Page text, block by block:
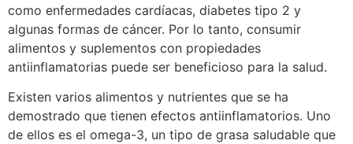
como enfermedades cardíacas, diabetes tipo 2 y
algunas formas de cáncer. Por lo tanto, consumir
alimentos y suplementos con propiedades
antiinflamatorias puede ser beneficioso para la salud.
Existen varios alimentos y nutrientes que se ha
demostrado que tienen efectos antiinflamatorios. Uno
de ellos es el omega-3, un tipo de grasa saludable que